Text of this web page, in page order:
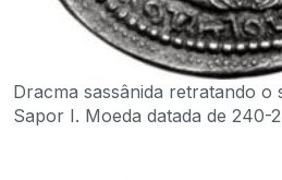
Dracma sassânida retratando o
Sapor I. Moeda datada de 240-